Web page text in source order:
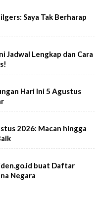
Saya Tak Berharap
Jadwal Lengkap dan Cara
Hari Ini 5 Agustus
2026: Macan hingga
buat Daftar
Negara